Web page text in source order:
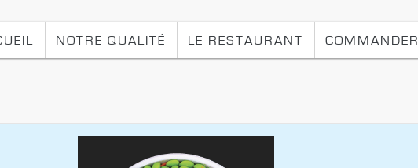
NOTRE QUALITÉ LE RESTAURANT COMMANDER